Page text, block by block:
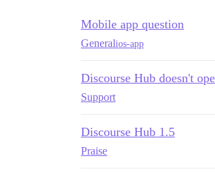
Mobile app question
Generalios-app
Discourse Hub doesn't
Support
Discourse Hub 1.5
Praise